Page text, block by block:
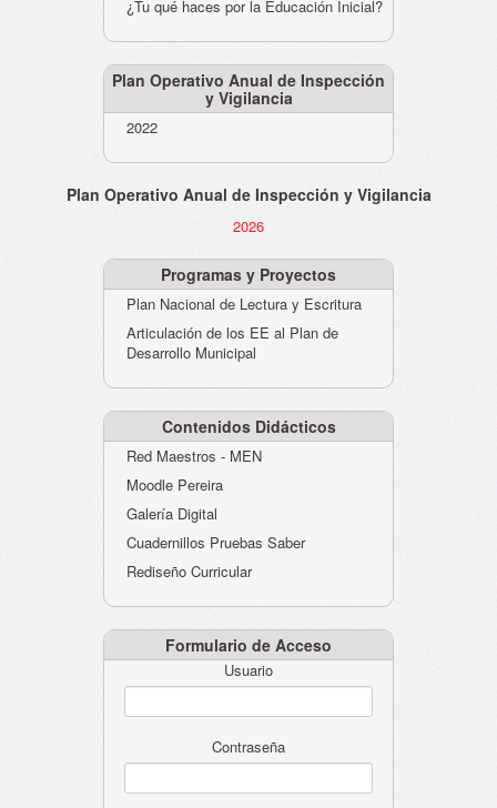
¿Tu qué haces por la Educación Inicial?
Plan Operativo Anual de Inspección
y Vigilancia
2022
Plan Operativo Anual de Inspección y Vigilancia
2026
Programas y Proyectos
Plan Nacional de Lectura y Escritura
Articulación de los EE al Plan de
Desarrollo Municipal
Contenidos Didácticos
Red Maestros - MEN
Moodle Pereira
Galería Digital
Cuadernillos Pruebas Saber
Rediseño Curricular
Formulario de Acceso
Usuario
Contraseña